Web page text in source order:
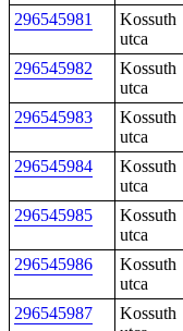
296545981
Kossuth
utca
296545982
Kossuth
utca
296545983
Kossuth
utca
296545984
Kossuth
utca
296545985
Kossuth
utca
296545986
Kossuth
utca
296545987
Kossuth